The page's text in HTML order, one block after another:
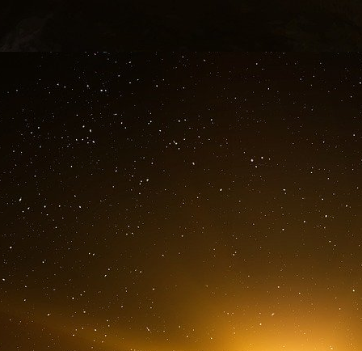
Début du message transféré :
De : Pim Valdre
Date : novembre
À :
Objet : Visite privée de l’ONU demain à 12 h
Chère Lesley, J’ai été ravi de vous parler au
J’ai réservé une visite guidée des Nations
Ils entreront dans le bâtiment par l’entrée des
1 re avenue. Dans le hall d’entrée, ils tourneront
bureau du coordinateur des visites où ils
« International Peace Institute ». Ils doivent
permis de conduire). Je les retrouverai sur place
vous m’envoyer leurs noms afin que je puisse
Cordialement,
Pimhttps://www.justice.gov/epstein/fil...